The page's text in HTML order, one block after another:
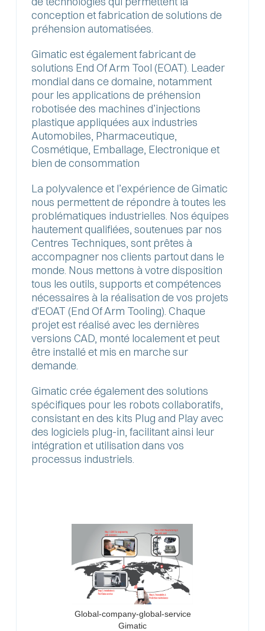
conception et fabrication de solutions de
préhension automatisées.
Gimatic est également fabricant de
solutions End Of Arm Tool (EOAT). Leader
mondial dans ce domaine, notamment
pour les applications de préhension
robotisée des machines d’injections
plastique appliquées aux industries
Automobiles, Pharmaceutique,
Cosmétique, Emballage, Electronique et
bien de consommation
La polyvalence et l’expérience de Gimatic
nous permettent de répondre à toutes les
problématiques industrielles. Nos équipes
hautement qualifiées, soutenues par nos
Centres Techniques, sont prêtes à
accompagner nos clients partout dans le
monde. Nous mettons à votre disposition
tous les outils, supports et compétences
nécessaires à la réalisation de vos projets
d'EOAT (End Of Arm Tooling). Chaque
projet est réalisé avec les dernières
versions CAD, monté localement et peut
être installé et mis en marche sur
demande.
Gimatic crée également des solutions
spécifiques pour les robots collaboratifs,
consistant en des kits Plug and Play avec
des logiciels plug-in, facilitant ainsi leur
intégration et utilisation dans vos
processus industriels.
Global-company-global-service
Gimatic